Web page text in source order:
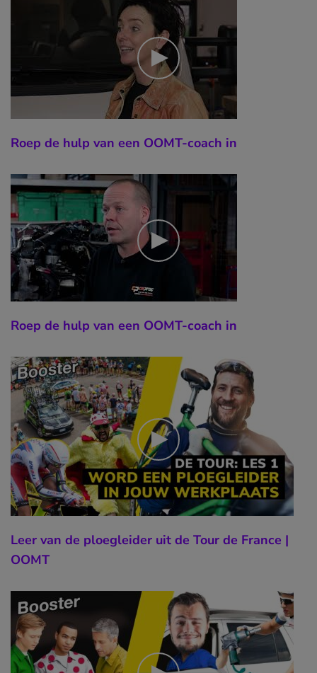
Roep de hulp van een OOMT-coach in
Roep de hulp van een OOMT-coach in
Leer van de ploegleider uit de Tour de France |
OOMT